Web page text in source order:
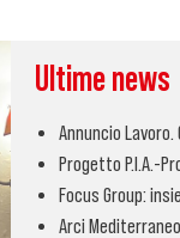
Ultime news
Annuncio
Progetto P.I.A.-
Focus Group:
Arci